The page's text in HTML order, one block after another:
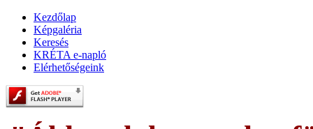
Kezdőlap
Képgaléria
Keresés
KRÉTA e-napló
Elérhetőségeink